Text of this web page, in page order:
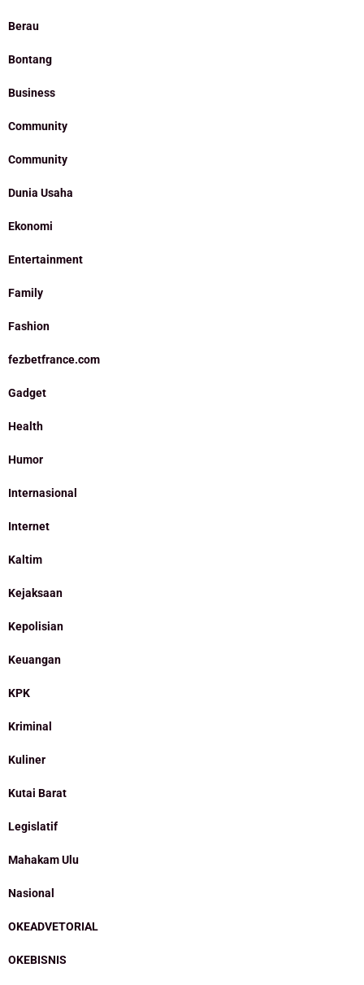
Berau
Bontang
Business
Community
Community
Dunia Usaha
Ekonomi
Entertainment
Family
Fashion
fezbetfrance.com
Gadget
Health
Humor
Internasional
Internet
Kaltim
Kejaksaan
Kepolisian
Keuangan
KPK
Kriminal
Kuliner
Kutai Barat
Legislatif
Mahakam Ulu
Nasional
OKEADVETORIAL
OKEBISNIS